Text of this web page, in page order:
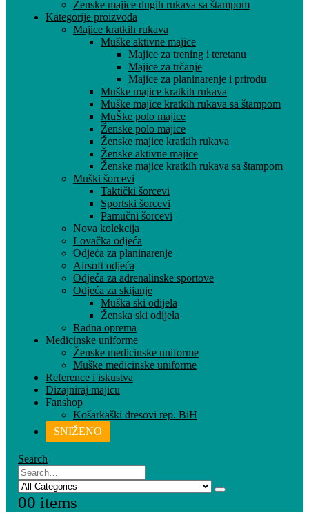
Ženske majice dugih rukava sa štampom
Kategorije proizvoda
Majice kratkih rukava
Muške aktivne majice
Majice za trening i teretanu
Majice za trčanje
Majice za planinarenje i prirodu
Muške majice kratkih rukava
Muške majice kratkih rukava sa štampom
MuŠke polo majice
Ženske polo majice
Ženske majice kratkih rukava
Ženske aktivne majice
Ženske majice kratkih rukava sa štampom
Muški šorcevi
Taktički šorcevi
Sportski šorcevi
Pamučni šorcevi
Nova kolekcija
Lovačka odjeća
Odjeća za planinarenje
Airsoft odjeća
Odjeća za adrenalinske sportove
Odjeća za skijanje
Muška ski odijela
Ženska ski odijela
Radna oprema
Medicinske uniforme
Ženske medicinske uniforme
Muške medicinske uniforme
Reference i iskustva
Dizajniraj majicu
Fanshop
Košarkaški dresovi rep. BiH
SNIŽENO
Search
00 items